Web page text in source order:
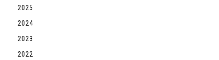
2025
2024
2023
2022